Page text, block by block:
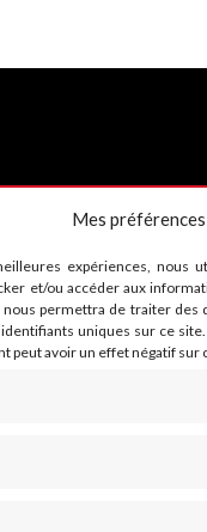
Mes
expériences, nous
et/ou accéder aux
nous permettra de traiter
uniques sur ce
peut avoir un effet négatif